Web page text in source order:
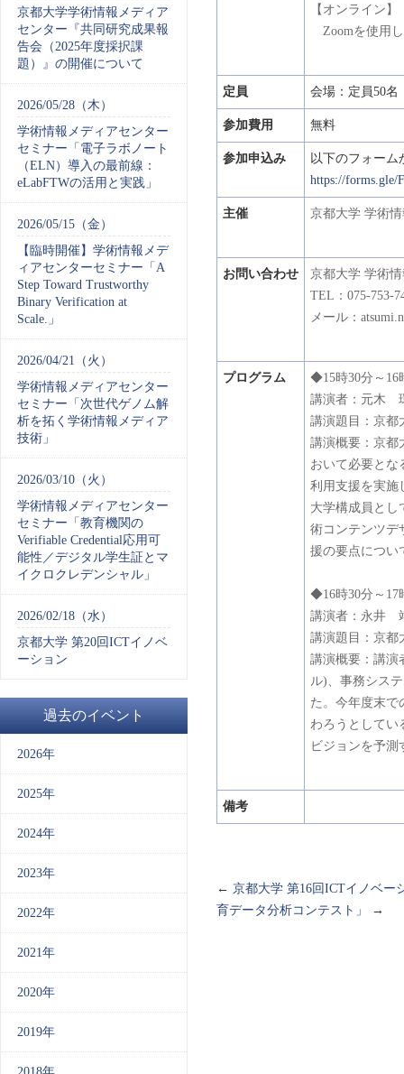
【オンライン】
Zoomを使用
定員 会場：定員50
参加費用 無料
参加申込み
以下のフォーム
https://forms.gle/
主催 京都大学 学術
お問い合わせ
京都大学 学術
TEL：075-753-
メール：
プログラム
◆15時30分～16
講演者：元木
講演題目：京都
講演概要：京都
おいて必要とな
利用支援を実施
大学構成員とし
術コンテンツデ
援の要点につい
◆16時30分～17
講演者：永井
講演題目：京都
講演概要：講演
ル)、事務シス
た。今年度末で
わろうとしてい
ビジョンを予
備考
← 京都大学 第16回ICTイノベー
育データ分析コンテスト」
→
京都大学学術情報メディア
センター『共同研究成果報
告会（2025年度採択課
題）』の開催について
2026/05/28（木）
学術情報メディアセンター
セミナー「電子ラボノート
（ELN）導入の最前線：
eLabFTWの活用と実践」
2026/05/15（金）
【臨時開催】学術情報メデ
ィアセンターセミナー「A
Step Toward Trustworthy
Binary Verification at
Scale.」
2026/04/21（火）
学術情報メディアセンター
セミナー「次世代ゲノム解
析を拓く学術情報メディア
技術」
2026/03/10（火）
学術情報メディアセンター
セミナー「教育機関の
Verifiable Credential応用可
能性／デジタル学生証とマ
イクロクレデンシャル」
2026/02/18（水）
京都大学 第20回ICTイノベ
ーション
過去のイベント
2026年
2025年
2024年
2023年
2022年
2021年
2020年
2019年